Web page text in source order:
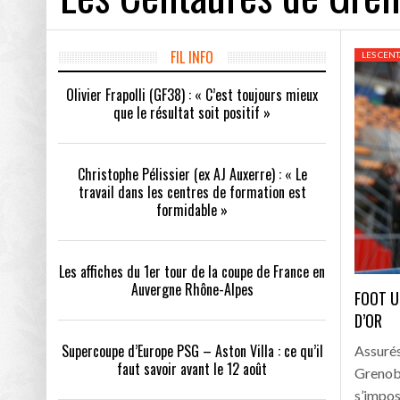
Les affiches du
Supercoupe
Qui sont les
Choisir son
Les calendriers
Info MS.
L’ancien
Record
OLIVIER FRAPOLLI (GF38) : « C’EST TOUJOURS
MIEUX QUE LE RÉSULTAT SOIT POSITIF »
CHRISTOPHE PÉLISSIER (EX
TRAVAIL DANS LES
EST FORMIDABLE »
LES
FOOT
D’OR
FIL INFO
Olivier Frapolli (GF38) : « C’est toujours mieux
que le résultat soit positif »
Christophe Pélissier (ex AJ Auxerre) : « Le
travail dans les centres de formation est
formidable »
Les affiches du 1er tour de la coupe de France en
Auvergne Rhône-Alpes
Supercoupe d’Europe PSG – Aston Villa : ce qu’il
faut savoir avant le 12 août